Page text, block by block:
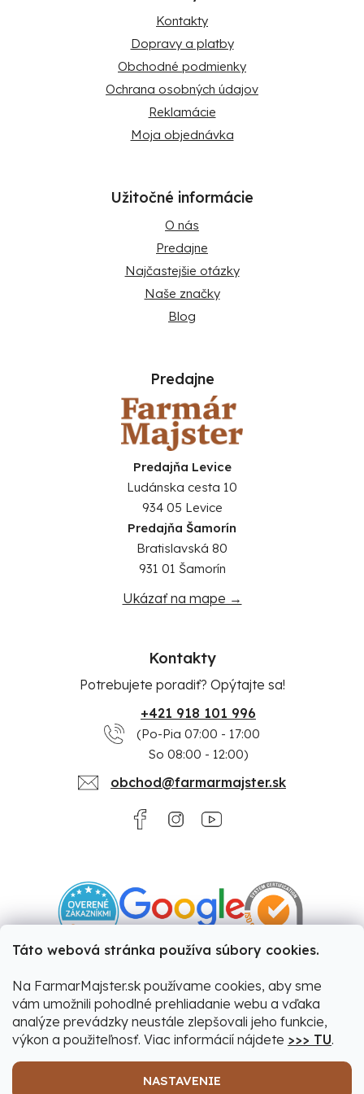
Táto webová stránka používa súbory cookies.
Na FarmarMajster.sk používame cookies, aby sme
vám umožnili pohodlné prehliadanie webu a vďaka
analýze prevádzky neustále zlepšovali jeho funkcie,
výkon a použiteľnosť. Viac informácií nájdete >>> TU.
NASTAVENIE
Kontakty
Dopravy a platby
Obchodné podmienky
Ochrana osobných údajov
Reklamácie
Moja objednávka
Užitočné informácie
O nás
Predajne
Najčastejšie otázky
Naše značky
Blog
Predajne
Predajňa Levice
Ludánska cesta 10
934 05 Levice
Predajňa Šamorín
Bratislavská 80
931 01 Šamorín
Ukázať na mape →
Kontakty
Potrebujete poradiť? Opýtajte sa!
+421 918 101 996
(Po-Pia 07:00 - 17:00
So 08:00 - 12:00)
obchod@farmarmajster.sk